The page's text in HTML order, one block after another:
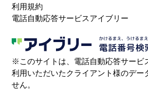
利用規約
電話自動応答サービスアイブリー
※このサイトは、電話自動応答サービ
利用いただいたクライアント様のデー
せん。